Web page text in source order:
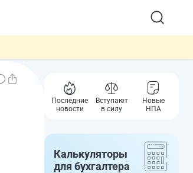
Последние
новости
Вступают
в силу
Новые
НПА
Калькуляторы
для бухгалтера